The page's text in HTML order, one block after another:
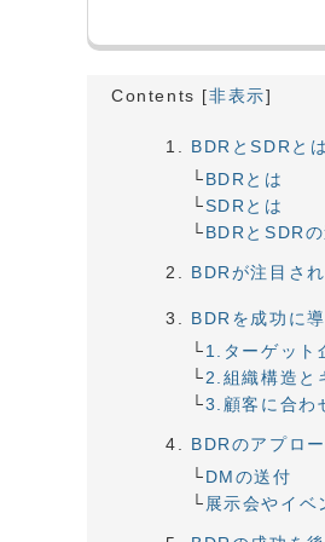
Contents [非表示]
BDRとSDRと
BDRとは
SDRとは
BDRとSDR
BDRが注目さ
BDRを成功に
1.ターゲット
2.組織構造と
3.顧客に合わ
BDRのアプロ
DMの送付
展示会やイベ